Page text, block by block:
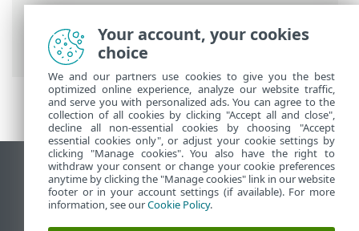
Ayuda en línea de ESET>ESET PROTECT
On-Prem
>Introducción a ESET PROTECT
On-Prem
> Acerca de la ayuda
Ver sitio para ordenador
End of Life
Base de conocimiento de ESET
Your account, your cookies
choice
We and our partners use cookies to give you the best
optimized online experience, analyze our website traffic,
and serve you with personalized ads. You can agree to the
collection of all cookies by clicking "Accept all and close",
decline all non-essential cookies by choosing "Accept
essential cookies only", or adjust your cookie settings by
clicking "Manage cookies". You also have the right to
withdraw your consent or change your cookie preferences
anytime by clicking the "Manage cookies" link in our website
footer or in your account settings (if available). For more
information, see ourCookie Policy.